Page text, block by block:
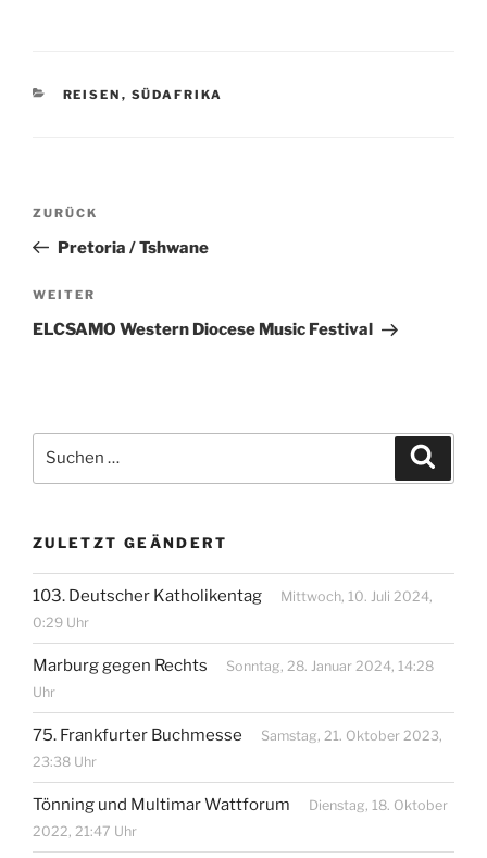
KATEGORIEN
REISEN , SÜDAFRIKA
Beitragsnavigation
Vorheriger
Beitrag
ZURÜCK
Pretoria / Tshwane
Nächster
Beitrag
WEITER
ELCSAMO Western Diocese Music Festival
nach:
ZULETZT GEÄNDERT
103. Deutscher Katholikentag
Mittwoch, 10. Juli 2024,
0:29 Uhr
Marburg gegen Rechts
Sonntag, 28. Januar 2024, 14:28
Uhr
75. Frankfurter Buchmesse
Samstag, 21. Oktober 2023,
23:38 Uhr
Tönning und Multimar Wattforum
Dienstag, 18. Oktober
2022, 21:47 Uhr